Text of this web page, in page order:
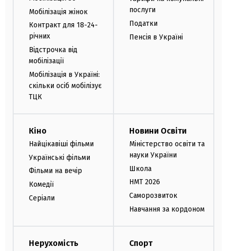
Мобілізація жінок
Контракт для 18-24-
річних
Відстрочка від
мобілізації
Мобілізація в Україні:
скільки осіб мобілізує
ТЦК
послуги
Податки
Пенсія в Україні
Кіно
Найцікавіші фільми
Українські фільми
Фільми на вечір
Комедії
Серіали
Новини Освіти
Міністерство освіти та
науки України
Школа
НМТ 2026
Саморозвиток
Навчання за кордоном
Нерухомість Спорт